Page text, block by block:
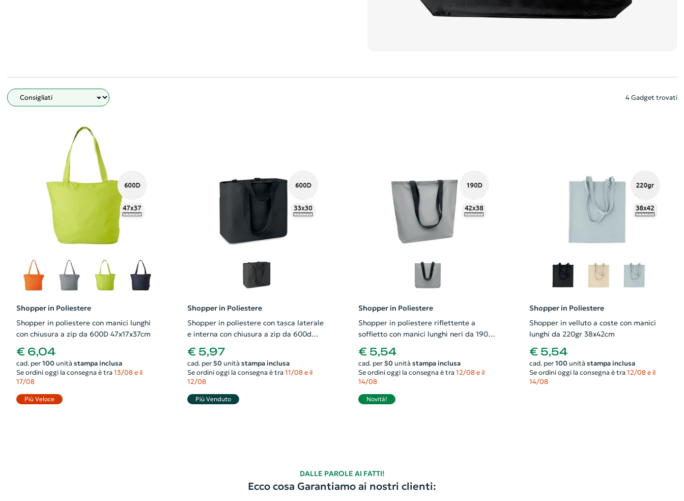
Filtro 4 Gadget trovati
Shopper in Poliestere
Shopper in poliestere con manici lunghi
con chiusura a zip da 600D 47x17x37cm
€ 6,04
cad. per 100unità stampa inclusa
Se ordini oggi la consegna è tra 13/08 e il
17/08
Più Veloce
Shopper in Poliestere
Shopper in poliestere con tasca laterale
e interna con chiusura a zip da 600d
€ 5,97
cad. per 50unità stampa inclusa
Se ordini oggi la consegna è tra 11/08 e il
12/08
Più Venduto
Shopper in Poliestere
Shopper in poliestere riflettente a
soffietto con manici lunghi neri da 190d
€ 5,54
cad. per 50unità stampa inclusa
Se ordini oggi la consegna è tra 12/08 e il
14/08
Novità!
Shopper in Poliestere
Shopper in velluto a coste con manici
lunghi da 220gr 38x42cm
€ 5,54
cad. per 100unità stampa inclusa
Se ordini oggi la consegna è tra 12/08 e il
14/08
DALLE PAROLE AI FATTI!
Ecco cosa Garantiamo ai nostri clienti: